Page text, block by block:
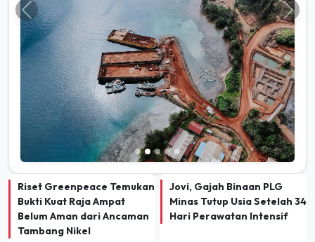
Previous
Riset Greenpeace Temukan
Bukti Kuat Raja Ampat
Belum Aman dari Ancaman
Tambang Nikel
Jovi, Gajah Binaan PLG
Minas Tutup Usia Setelah 34
Hari Perawatan Intensif